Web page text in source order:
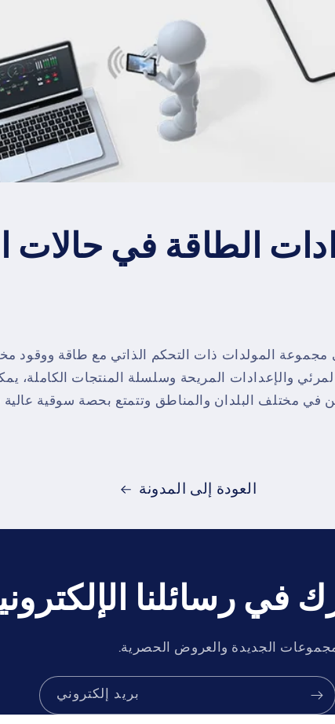
الطاقة في حالات
المولدات ذات التحكم الذاتي مع طاقة ووقود
والإعدادات المريحة وسلسلة المنتجات الكاملة،
في مختلف البلدان والمناطق وتتمتع بحصة سوقية
العودة إلى المدونة
في رسائلنا
الجديدة والعروض الحصرية.
بريد إلكتروني